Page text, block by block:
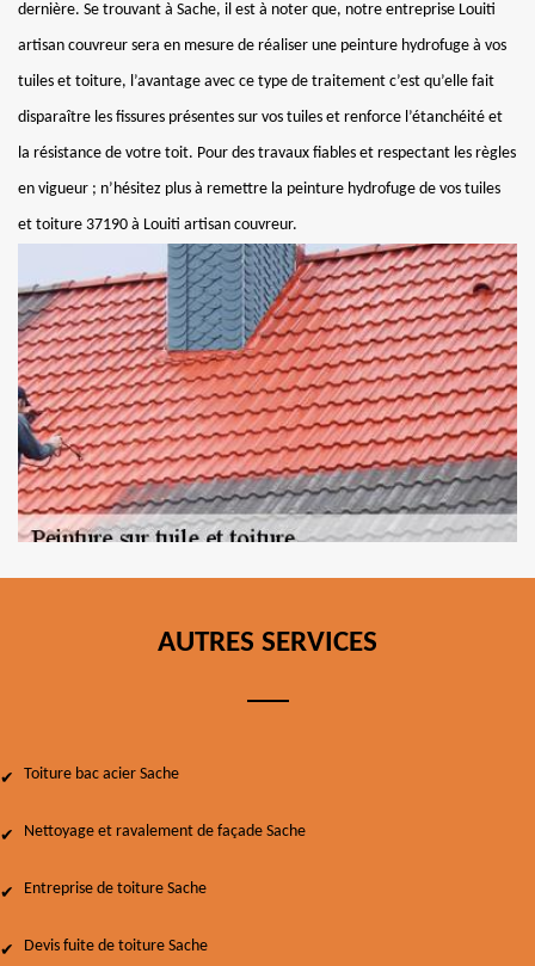
dernière. Se trouvant à Sache, il est à noter que, notre entreprise Louiti
artisan couvreur sera en mesure de réaliser une peinture hydrofuge à vos
tuiles et toiture, l’avantage avec ce type de traitement c’est qu’elle fait
disparaître les fissures présentes sur vos tuiles et renforce l’étanchéité et
la résistance de votre toit. Pour des travaux fiables et respectant les règles
en vigueur ; n’hésitez plus à remettre la peinture hydrofuge de vos tuiles
et toiture 37190 à Louiti artisan couvreur.
AUTRES SERVICES
Toiture bac acier Sache
Nettoyage et ravalement de façade Sache
Entreprise de toiture Sache
Devis fuite de toiture Sache